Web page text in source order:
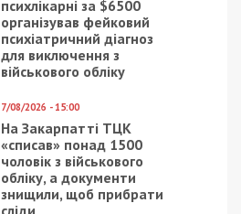
психлікарні за $6500
організував фейковий
психіатричний діагноз
для виключення з
військового обліку
7/08/2026 - 15:00
На Закарпатті ТЦК
«списав» понад 1500
чоловік з військового
обліку, а документи
знищили, щоб прибрати